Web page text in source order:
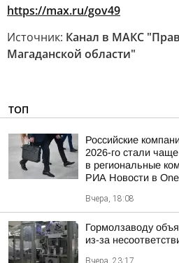
https://max.ru/gov49
Источник: Канал в МАКС
Магаданской области"
ТОП
Российские
2026-го стали
в региональные
РИА Новости в
Вчера, 18:08
Гормолзаводу
из-за
Вчера, 23:17